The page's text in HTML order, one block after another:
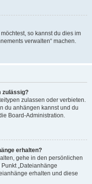
so kannst du dies im
verwalten“ machen.
zulässig?
zulassen oder verbieten.
du anhängen kannst und du
Board-Administration.
erhalten?
gehe in den persönlichen
„Dateianhänge
erhalten und diese